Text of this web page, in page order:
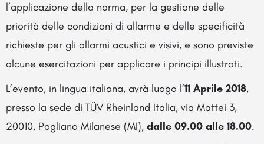
l’applicazione della norma, per la gestione delle
priorità delle condizioni di allarme e delle specificità
richieste per gli allarmi acustici e visivi, e sono previste
alcune esercitazioni per applicare i principi illustrati.
L’evento, in lingua italiana, avrà luogo l’11 Aprile 2018,
presso la sede di TÜV Rheinland Italia, via Mattei 3,
20010, Pogliano Milanese (MI), dalle 09.00 alle 18.00.